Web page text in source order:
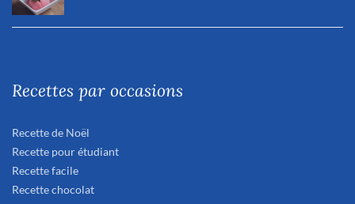
Recettes par occasions
Recette de Noël
Recette pour étudiant
Recette facile
Recette chocolat